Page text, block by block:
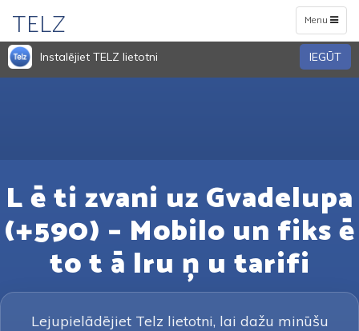
Toggle
navigation
Menu
TELZ
Instalējiet TELZ lietotni IEGŪT
L ē ti zvani uz Gvadelupa
(+590) – Mobilo un fiks ē
to t ā lru ņ u tarifi
Lejupielādējiet Telz lietotni, lai dažu minūšu